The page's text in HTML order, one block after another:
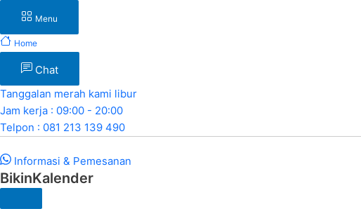
Menu
Home
Chat
Tanggalan merah kami libur
Jam kerja : 09:00 - 20:00
Telpon : 081 213 139 490
Informasi & Pemesanan
BikinKalender